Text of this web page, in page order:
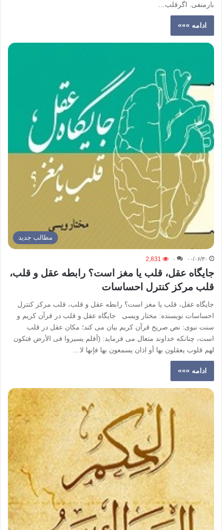
بارمنفی. اگرقلب…
ادامه »»»
مطالب جدید
۰۰/۰۶/۳۰ ۰ 2,831
جایگاه عقل، قلب یا مغز است؟ رابطه عقل و قلب،
قلب مرکز کنترل احساسات
جایگاه عقل، قلب یا مغز است؟ رابطه عقل و قلب، قلب مرکز کنترل
احساسات نویسنده: مختار ویسی جایگاه عقل و قلب در قرآن کریم و
سنت نبوی: نص صریح قرآن کریم بیان می کند؛ مکان عقل در قلب
است، چنانکه خداوند متعال می فرماید: (أفلم یسیروا فی الأرض فتکون
لهم قلوب یعقلون بها أو اذان یسمعون بها فإنها لا…
ادامه »»»